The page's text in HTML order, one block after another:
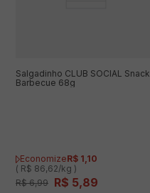
Salgadinho CLUB SOCIAL Snack
Barbecue 68g
EconomizeR$ 1,10
( R$ 86,62/kg )
R$ 6,99 R$ 5,89